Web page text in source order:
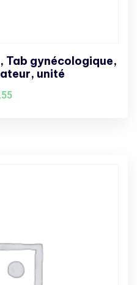
Tab gynécologique,
unité